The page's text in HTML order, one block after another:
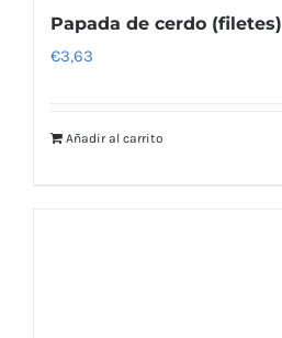
Papada de cerdo (filetes)
€3,63
Añadir al carrito